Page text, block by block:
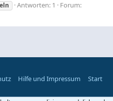
Antworten: 1
Forum:
Hilfe und Impressum Start